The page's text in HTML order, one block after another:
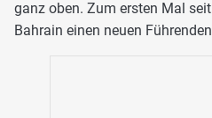
ganz oben. Zum ersten Mal
Bahrain einen neuen